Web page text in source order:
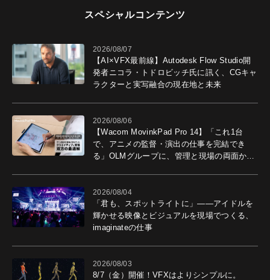
スペシャルコンテンツ
2026/08/07
【AI×VFX最前線】Autodesk Flow Studio開
発者ニコラ・トドロビッチ氏に訊く、CGキャ
ラクターと実写融合の現在地と未来
2026/08/06
【Wacom MovinkPad Pro 14】「これ1台
で、アニメの監督・演出の仕事を完結でき
る」OLMグループに、管理と現場の両面から
2026/08/04
「君も、スポットライトに」――アイドルを
輝かせる映像とビジュアルを現場でつくる、
imaginateの仕事
2026/08/03
8/7（金）開催！VFXはよりシンプルに。